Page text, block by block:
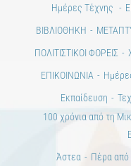
Ημέρες Τέχνης
ΒΙΒΛΙΟΘΗΚΗ
ΠΟΛΙΤΙΣΤΙΚΟΙ ΦΟΡΕΙΣ
ΕΠΙΚΟΙΝΩΝΙΑ
Εκπαίδευση
100 χρόνια από τη
Άστεα
Πέρα από